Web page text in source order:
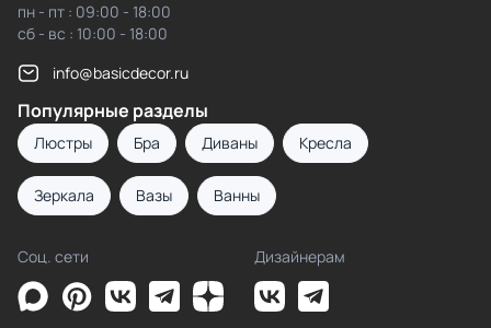
пн - пт : 09:00 - 18:00
сб - вс : 10:00 - 18:00
info@basicdecor.ru
Популярные разделы
Люстры Бра Диваны Кресла
Зеркала Вазы Ванны
Соц. сети Дизайнерам